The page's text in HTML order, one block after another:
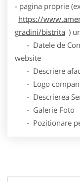
- pagina proprie
https://
gradini/bistrita )
- Datele de
website
- Descriere
- Logo
- Descrierea
- Galerie Foto
- Pozitionare